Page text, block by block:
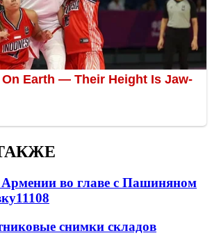
Армении во главе с Пашиняном
11108
снимки складов